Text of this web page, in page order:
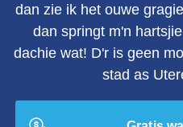
dan zie ik het ouwe
dan springt m'n
dachie wat! D'r is geen
stad as